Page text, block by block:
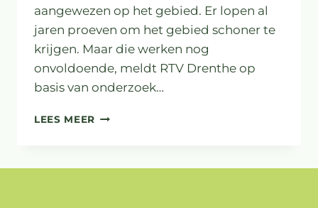
aangewezen op het gebied. Er lopen al
jaren proeven om het gebied schoner te
krijgen. Maar die werken nog
onvoldoende, meldt RTV Drenthe op
basis van onderzoek…
LEES MEER RISICO’S